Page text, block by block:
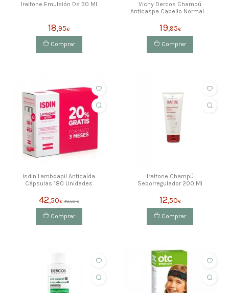
Iraltone Emulsión Ds 30 Ml
18,95€
Comprar
Vichy Dercos Champú
Anticaspa Cabello Normal O
19,95€
Comprar
Isdin Lambdapil Anticaída
Cápsulas 180 Unidades
42,50€ 48,50 €
Comprar
Iraltone Champú
Seborregulador 200 Ml
12,50€
Comprar